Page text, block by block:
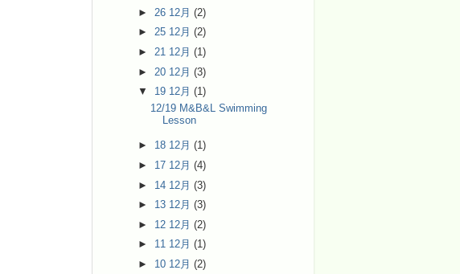
► 26 12月 (2)
► 25 12月 (2)
► 21 12月 (1)
► 20 12月 (3)
▼ 19 12月 (1)
12/19 M&B&L Swimming
Lesson
► 18 12月 (1)
► 17 12月 (4)
► 14 12月 (3)
► 13 12月 (3)
► 12 12月 (2)
► 11 12月 (1)
► 10 12月 (2)